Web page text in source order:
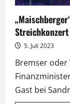
5. Juli 2023
Bremser oder
Gast bei